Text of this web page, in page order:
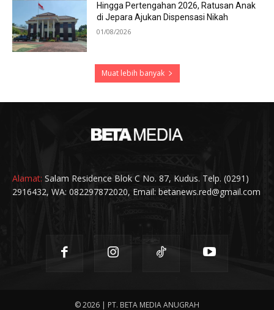
Hingga Pertengahan 2026, Ratusan Anak
di Jepara Ajukan Dispensasi Nikah
01/08/2026
Muat lebih banyak
Alamat: Salam Residence Blok C No. 87, Kudus. Telp. (0291)
2916432, WA: 082297872020, Email: betanews.red@gmail.com
© 2026 | PT. BETA MEDIA ANUGRAH